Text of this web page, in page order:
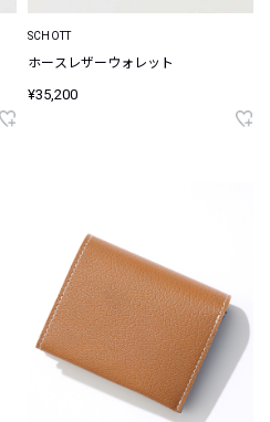
SCHOTT
ホースレザーウォレット
¥35,200